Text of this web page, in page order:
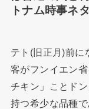
トナム時事ネ
テト(旧正月)前に
客がフンイエン
チキン」ことド
持つ希少な品種